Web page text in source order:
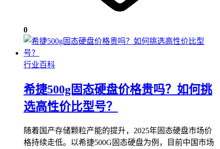
0
行业百科
希捷500g固态硬盘价格贵吗？如何挑
选高性价比型号？
随着国产存储颗粒产能的提升，2025年固态硬盘市场价
格持续走低。以希捷500G固态硬盘为例，目前中国市场